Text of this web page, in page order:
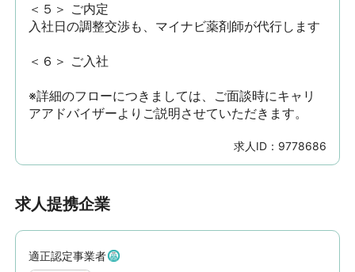
＜５＞ ご内定
入社日の調整交渉も、マイナビ薬剤師が代行します
＜６＞ ご入社
※詳細のフローにつきましては、ご面談時にキャリ
アアドバイザーよりご説明させていただきます。
求人ID： 9778686
求人提携企業
適正認定事業者